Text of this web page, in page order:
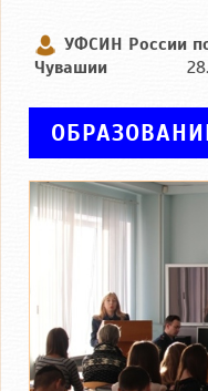
УФСИН России
Чувашии